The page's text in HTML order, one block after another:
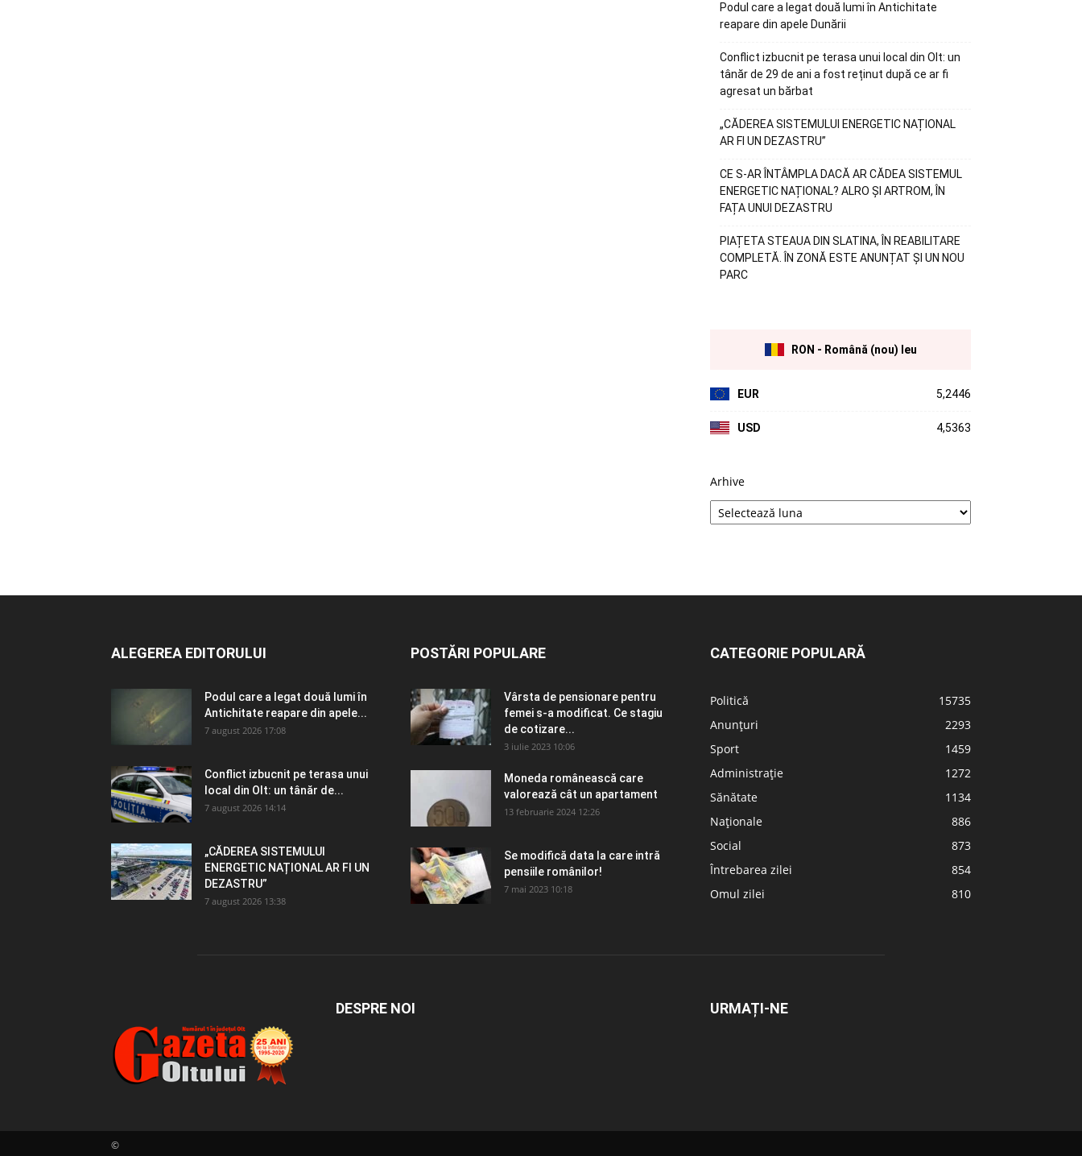
Podul care a legat două lumi în Antichitate
reapare din apele Dunării
Conflict izbucnit pe terasa unui local din Olt: un
tânăr de 29 de ani a fost reținut după ce ar fi
agresat un bărbat
„CĂDEREA SISTEMULUI ENERGETIC NAȚIONAL
AR FI UN DEZASTRU”
CE S-AR ÎNTÂMPLA DACĂ AR CĂDEA SISTEMUL
ENERGETIC NAȚIONAL? ALRO ȘI ARTROM, ÎN
FAȚA UNUI DEZASTRU
PIAȚETA STEAUA DIN SLATINA, ÎN REABILITARE
COMPLETĂ. ÎN ZONĂ ESTE ANUNȚAT ȘI UN NOU
PARC
RON - Română (nou) leu
EUR 5,2446
USD 4,5363
Arhive
ALEGEREA EDITORULUI
Podul care a legat două lumi în
Antichitate reapare din apele...
7 august 2026 17:08
Conflict izbucnit pe terasa unui
local din Olt: un tânăr de...
7 august 2026 14:14
„CĂDEREA SISTEMULUI
ENERGETIC NAȚIONAL AR FI UN
DEZASTRU”
7 august 2026 13:38
POSTĂRI POPULARE
Vârsta de pensionare pentru
femei s-a modificat. Ce stagiu
de cotizare...
3 iulie 2023 10:06
Moneda românească care
valorează cât un apartament
13 februarie 2024 12:26
Se modifică data la care intră
pensiile românilor!
7 mai 2023 10:18
CATEGORIE POPULARĂ
Politică
15735
Anunțuri
2293
Sport
1459
Administrație
1272
Sănătate
1134
Naționale
886
Social
873
Întrebarea zilei
854
Omul zilei
810
DESPRE NOI URMAȚI-NE
©